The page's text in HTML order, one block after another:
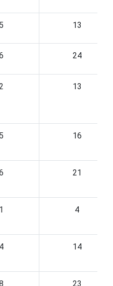
5 13
24
13
5 16
21
1 4
4 14
23